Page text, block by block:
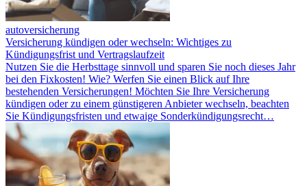
autoversicherung
Versicherung kündigen oder wechseln: Wichtiges zu
Kündigungsfrist und Vertragslaufzeit
Nutzen Sie die Herbsttage sinnvoll und sparen Sie noch dieses Jahr
bei den Fixkosten! Wie? Werfen Sie einen Blick auf Ihre
bestehenden Versicherungen! Möchten Sie Ihre Versicherung
kündigen oder zu einem günstigeren Anbieter wechseln, beachten
Sie Kündigungsfristen und etwaige Sonderkündigungsrecht…